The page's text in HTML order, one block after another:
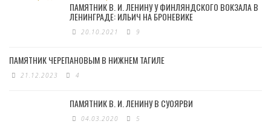
ПАМЯТНИК В. И. ЛЕНИНУ У ФИНЛЯНДСКОГО ВОКЗАЛА В
ЛЕНИНГРАДЕ: ИЛЬИЧ НА БРОНЕВИКЕ
20.10.2021 9
ПАМЯТНИК ЧЕРЕПАНОВЫМ В НИЖНЕМ ТАГИЛЕ
21.12.2023 4
ПАМЯТНИК В. И. ЛЕНИНУ В СУОЯРВИ
04.03.2020 5